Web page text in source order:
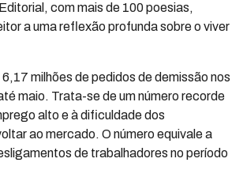
com mais de 100 poesias,
a uma reflexão profunda sobre o viver
milhões de pedidos de demissão nos
maio. Trata-se de um número recorde
alto e à dificuldade dos
ao mercado. O número equivale a
de trabalhadores no período